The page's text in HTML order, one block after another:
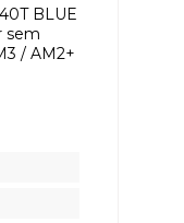
BLUE
sem
/ AM2+